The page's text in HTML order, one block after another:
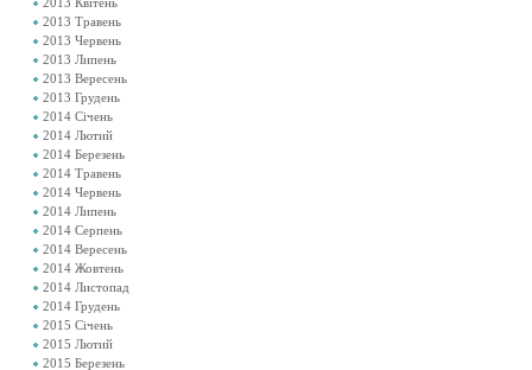
2013 Травень
2013 Червень
2013 Липень
2013 Вересень
2013 Грудень
2014 Січень
2014 Лютий
2014 Березень
2014 Травень
2014 Червень
2014 Липень
2014 Серпень
2014 Вересень
2014 Жовтень
2014 Листопад
2014 Грудень
2015 Січень
2015 Лютий
2015 Березень